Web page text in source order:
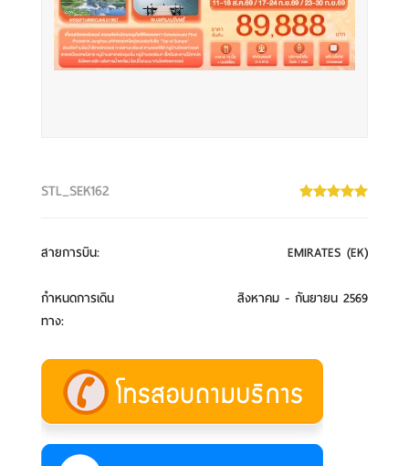
STL_SEK162
สายการบิน: EMIRATES (EK)
กำหนดการเดิน
ทาง:
สิงหาคม - กันยายน 2569